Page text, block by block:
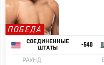
ПОБЕДА
СОЕДИНЕННЫЕ
ШТАТЫ
-540
РАУНД